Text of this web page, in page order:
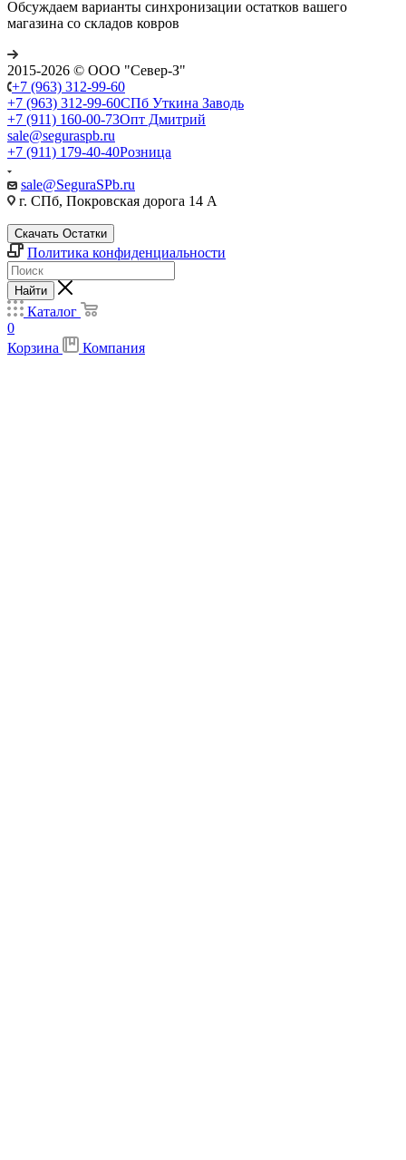
Обсуждаем варианты синхронизации остатков вашего
магазина со складов ковров
2015-2026 © ООО "Север-З"
+7 (963) 312-99-60
+7 (963) 312-99-60СПб Уткина Заводь
+7 (911) 160-00-73Опт Дмитрий
sale@seguraspb.ru
+7 (911) 179-40-40Розница
sale@SeguraSPb.ru
г. СПб, Покровская дорога 14 А
Скачать Остатки
Политика конфиденциальности
Найти
Каталог
0
Корзина
Компания